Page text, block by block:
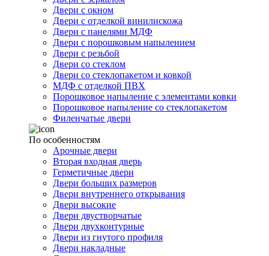
Двери с окном
Двери с отделкой винилискожа
Двери с панелями МДФ
Двери с порошковым напылением
Двери с резьбой
Двери со стеклом
Двери со стеклопакетом и ковкой
МДФ с отделкой ПВХ
Порошковое напыление с элементами ковки
Порошковое напыление со стеклопакетом
Филенчатые двери
По особенностям
Арочные двери
Вторая входная дверь
Герметичные двери
Двери больших размеров
Двери внутреннего открывания
Двери высокие
Двери двустворчатые
Двери двухконтурные
Двери из гнутого профиля
Двери накладные